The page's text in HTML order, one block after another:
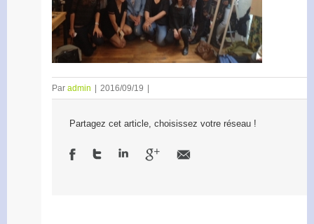
Par admin 2016/09/19
Partagez cet article, choisissez votre réseau !